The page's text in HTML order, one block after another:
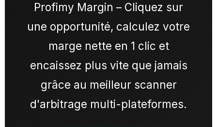
Profimy Margin – Cliquez sur
une opportunité, calculez votre
marge nette en 1 clic et
encaissez plus vite que jamais
grâce au meilleur scanner
d'arbitrage multi-plateformes.